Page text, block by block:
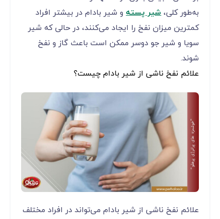
به‌طور کلی،شیر پستهو شیر بادام در بیشتر افراد
کمترین میزان نفخ را ایجاد می‌کنند، در حالی که شیر
سویا و شیر جو دوسر ممکن است باعث گاز و نفخ
شوند.
علائم نفخ ناشی از شیر بادام چیست؟
علائم نفخ ناشی از شیر بادام می‌تواند در افراد مختلف